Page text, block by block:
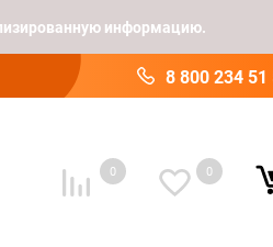
информацию.
8 800 234 51
0 0